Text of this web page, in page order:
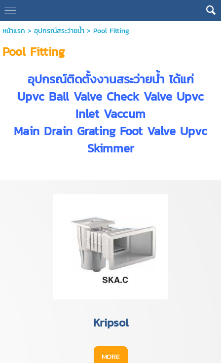
หน้าแรก > อุปกรณ์สระว่ายน้ำ > Pool Fitting
Pool Fitting
อุปกรณ์ติดตั้งงานสระว่ายน้ำ ได้แก่
Upvc Ball Valve Check Valve Upvc
Inlet Vaccum
Main Drain Grating Foot Valve Upvc
Skimmer
Kripsol
MORE